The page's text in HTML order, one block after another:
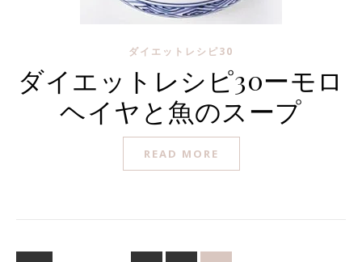
ダイエットレシピ30
ダイエットレシピ30ーモロ
ヘイヤと魚のスープ
READ MORE